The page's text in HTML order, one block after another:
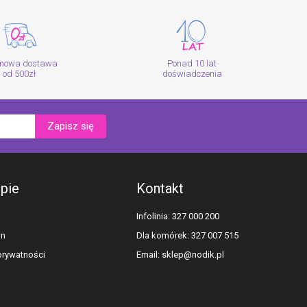
dostawa
od 500zł
Ponad 10 lat
doświadczenia
Zapisz się
Kontakt
Infolinia: 327 000 200
Dla komórek: 327 007 515
Email: sklep@nodik.pl